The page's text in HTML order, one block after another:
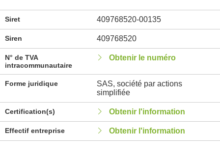
Siret 409768520-00135
Siren 409768520
N° de TVA
intracommunautaire
Obtenir le numéro
Forme juridique
SAS, société par actions
simplifiée
Certification(s) Obtenir l'information
Effectif entreprise Obtenir l'information